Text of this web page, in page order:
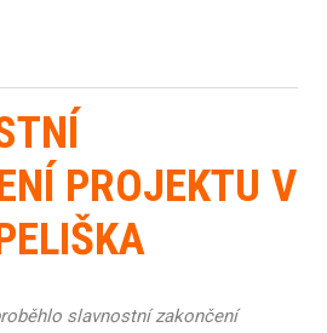
PROJEKTU V
slavnostní zakončení